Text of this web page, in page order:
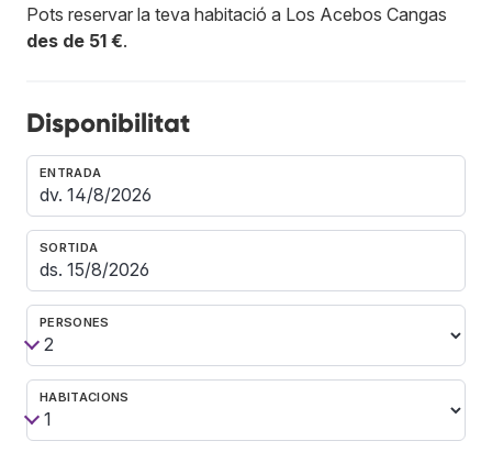
Pots reservar la teva habitació a Los Acebos Cangas
des de 51 €.
Disponibilitat
ENTRADA
SORTIDA
PERSONES
HABITACIONS